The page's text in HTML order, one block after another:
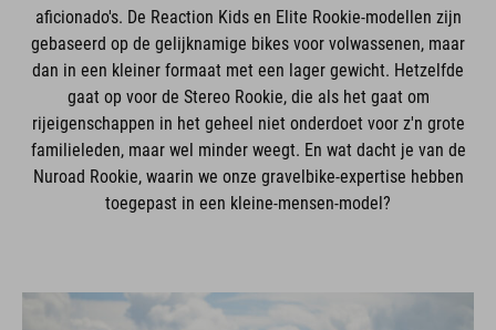
aficionado's. De Reaction Kids en Elite Rookie-modellen zijn
gebaseerd op de gelijknamige bikes voor volwassenen, maar
dan in een kleiner formaat met een lager gewicht. Hetzelfde
gaat op voor de Stereo Rookie, die als het gaat om
rijeigenschappen in het geheel niet onderdoet voor z'n grote
familieleden, maar wel minder weegt. En wat dacht je van de
Nuroad Rookie, waarin we onze gravelbike-expertise hebben
toegepast in een kleine-mensen-model?